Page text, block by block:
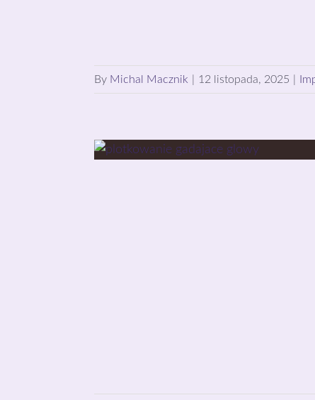
By Michal Macznik 12 listopada, 2025